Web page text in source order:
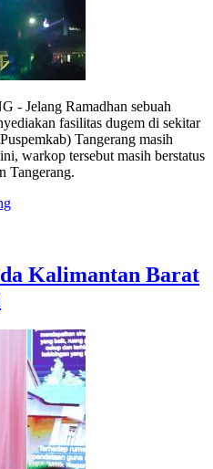
- Jelang Ramadhan sebuah
fasilitas dugem di sekitar
Tangerang masih
warkop tersebut masih berstatus
Tangerang.
Kalimantan Barat